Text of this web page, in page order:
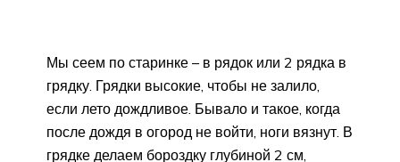
Мы сеем по старинке – в рядок или 2 рядка в
грядку. Грядки высокие, чтобы не залило,
если лето дождливое. Бывало и такое, когда
после дождя в огород не войти, ноги вязнут. В
грядке делаем бороздку глубиной 2 см,